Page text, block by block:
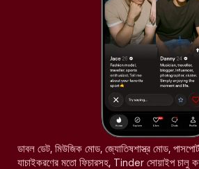
ডাবল ডেট, মিউজিক মোড, জ্যোতিষশাস্ত্র মোড,
যাচাইকরণের মতো ফিচারসহ, Tinder সোয়াইপ চালু